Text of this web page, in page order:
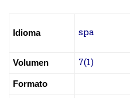
Idioma spa
Volumen 7(1)
Formato